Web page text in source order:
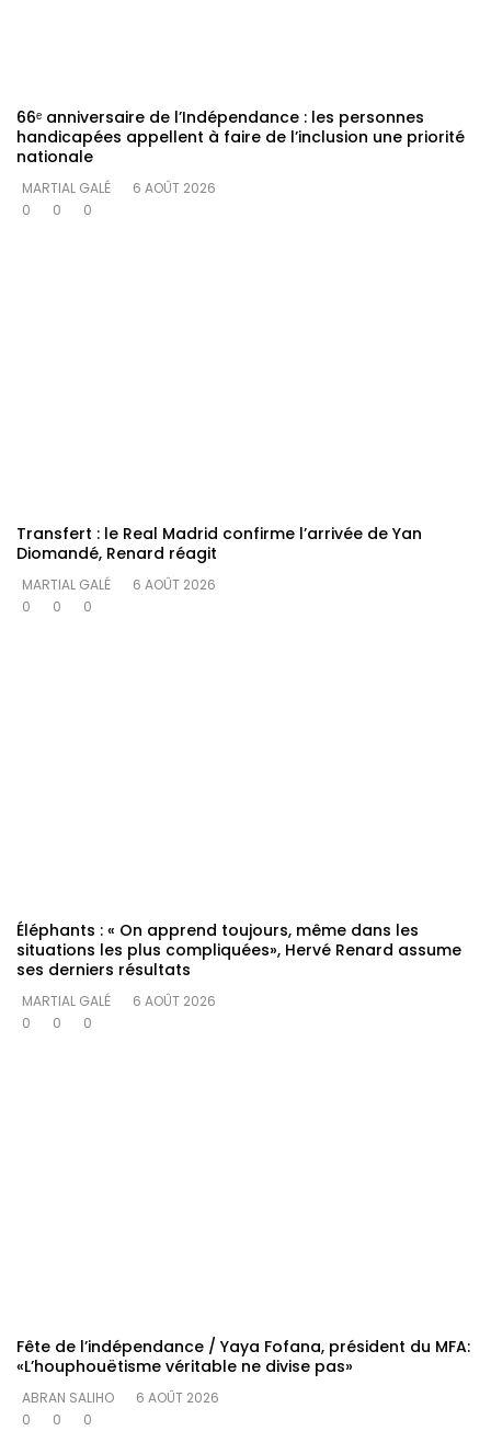
66ᵉ anniversaire de l’Indépendance : les personnes
handicapées appellent à faire de l’inclusion une priorité
nationale
MARTIAL GALÉ
6 AOÛT 2026
0
0 0
Transfert : le Real Madrid confirme l’arrivée de Yan
Diomandé, Renard réagit
MARTIAL GALÉ
6 AOÛT 2026
0
0 0
Éléphants : « On apprend toujours, même dans les
situations les plus compliquées», Hervé Renard assume
ses derniers résultats
MARTIAL GALÉ
6 AOÛT 2026
0
0 0
Fête de l’indépendance / Yaya Fofana, président du MFA:
«L’houphouëtisme véritable ne divise pas»
ABRAN SALIHO
6 AOÛT 2026
0
0 0